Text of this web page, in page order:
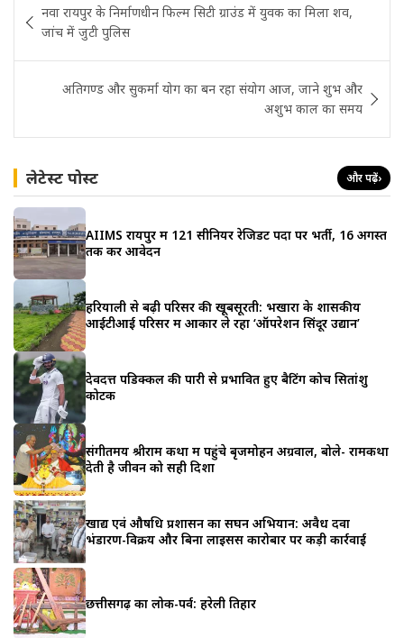
navigation
नवा रायपुर के निर्माणधीन फिल्म सिटी ग्राउंड में युवक का मिला शव,
जांच में जुटी पुलिस
अतिगण्ड और सुकर्मा योग का बन रहा संयोग आज, जाने शुभ और
अशुभ काल का समय
लेटेस्ट पोस्ट और पढ़ें›
AIIMS रायपुर में 121 सीनियर रेजिडेंट पदों पर भर्ती, 16 अगस्त
तक करें आवेदन
हरियाली से बढ़ी परिसर की खूबसूरती: भखारा के शासकीय
आईटीआई परिसर में आकार ले रहा ‘ऑपरेशन सिंदूर उद्यान’
देवदत्त पडिक्कल की पारी से प्रभावित हुए बैटिंग कोच सितांशु
कोटक
संगीतमय श्रीराम कथा में पहुंचे बृजमोहन अग्रवाल, बोले- रामकथा
देती है जीवन को सही दिशा
खाद्य एवं औषधि प्रशासन का सघन अभियान: अवैध दवा
भंडारण-विक्रय और बिना लाइसेंस कारोबार पर कड़ी कार्रवाई
छत्तीसगढ़ का लोक-पर्व: हरेली तिहार